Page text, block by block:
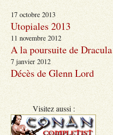
17 octobre 2013
Utopiales 2013
11 novembre 2012
A la poursuite de Dracula
7 janvier 2012
Décès de Glenn Lord
Visitez aussi :